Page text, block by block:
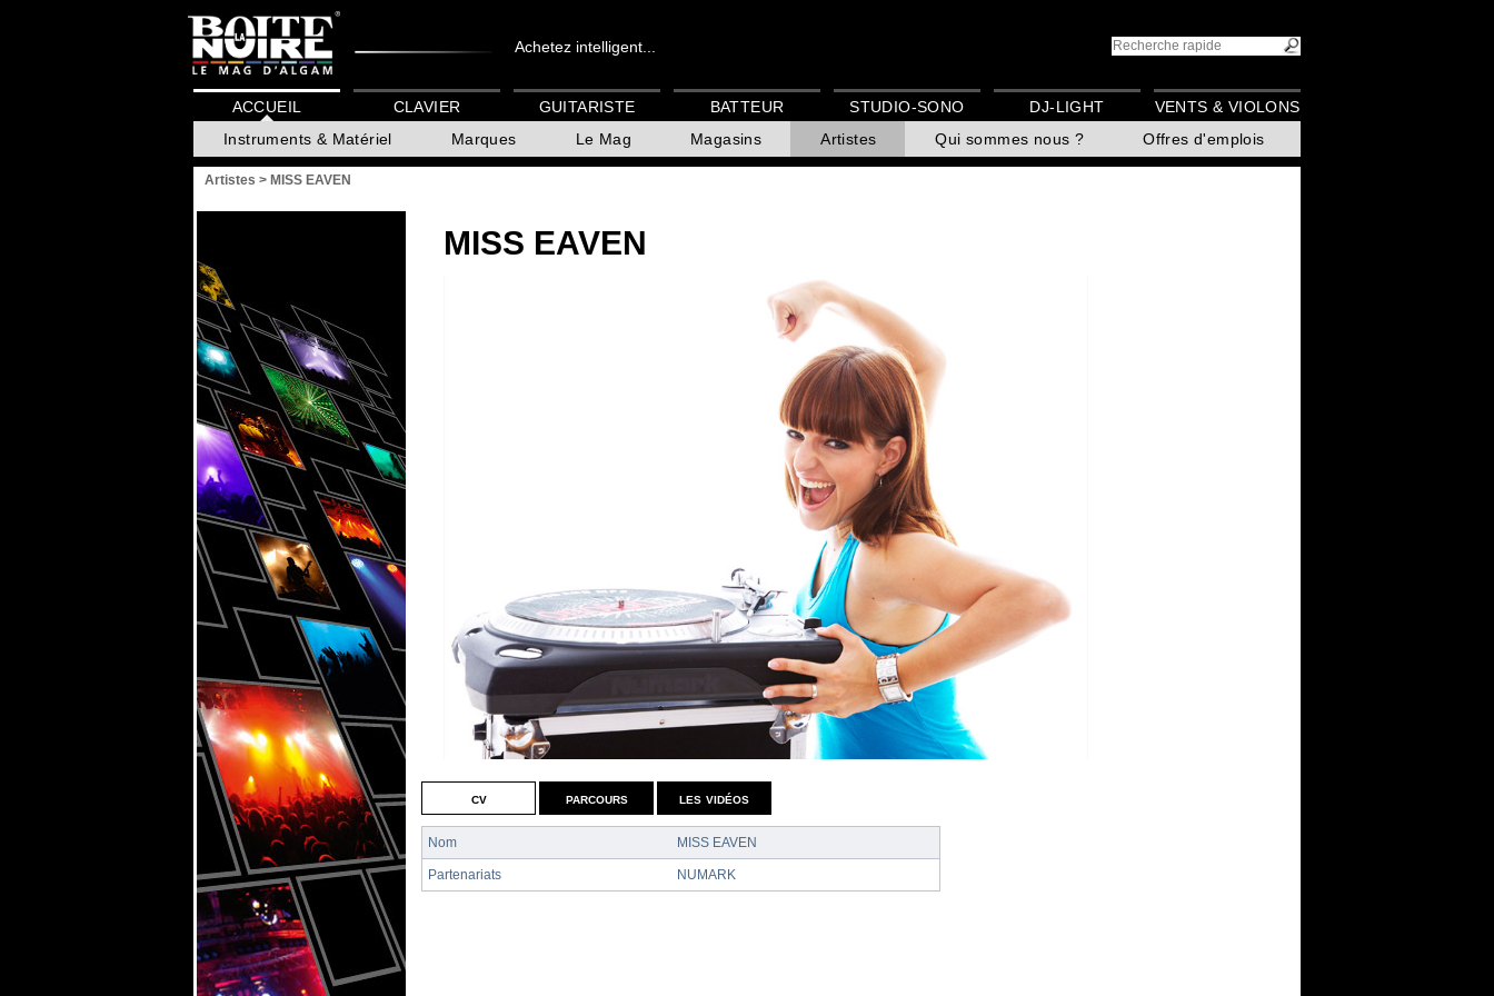
Achetez intelligent...
ACCUEIL
Instruments & Matériel
Marques Le Mag Magasins Artistes Qui sommes nous ? Offres d'emplois
CLAVIER GUITARISTE BATTEUR STUDIO-SONO DJ-LIGHT VENTS & VIOLONS
Artistes > MISS EAVEN
MISS EAVEN
cv
Nom MISS EAVEN
Partenariats NUMARK
parcours les vidéos